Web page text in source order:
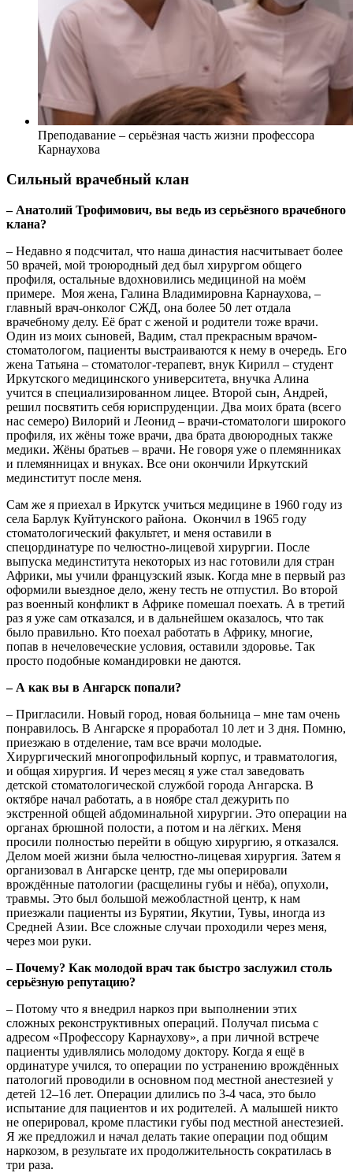
Преподавание – серьёзная часть жизни профессора
Карнаухова
Сильный врачебный клан
– Анатолий Трофимович, вы ведь из серьёзного врачебного
клана?
– Недавно я подсчитал, что наша династия насчитывает более
50 врачей, мой троюродный дед был хирургом общего
профиля, остальные вдохновились медициной на моём
примере. Моя жена, Галина Владимировна Карнаухова, –
главный врач-онколог СЖД, она более 50 лет отдала
врачебному делу. Её брат с женой и родители тоже врачи.
Один из моих сыновей, Вадим, стал прекрасным врачом-
стоматологом, пациенты выстраиваются к нему в очередь. Его
жена Татьяна – стоматолог-терапевт, внук Кирилл – студент
Иркутского медицинского университета, внучка Алина
учится в специализированном лицее. Второй сын, Андрей,
решил посвятить себя юриспруденции. Два моих брата (всего
нас семеро) Вилорий и Леонид – врачи-стоматологи широкого
профиля, их жёны тоже врачи, два брата двоюродных также
медики. Жёны братьев – врачи. Не говоря уже о племянниках
и племянницах и внуках. Все они окончили Иркутский
мединститут после меня.
Сам же я приехал в Иркутск учиться медицине в 1960 году из
села Барлук Куйтунского района. Окончил в 1965 году
стоматологический факультет, и меня оставили в
спецординатуре по челюстно-лицевой хирургии. После
выпуска мед­института некоторых из нас готовили для стран
Африки, мы учили французский язык. Когда мне в первый раз
оформили выездное дело, жену тесть не отпустил. Во второй
раз военный конфликт в Африке помешал поехать. А в третий
раз я уже сам отказался, и в дальнейшем оказалось, что так
было правильно. Кто поехал работать в Африку, многие,
попав в нечеловеческие условия, оставили здоровье. Так
просто подобные командировки не даются.
– А как вы в Ангарск попали?
– Пригласили. Новый город, новая больница – мне там очень
по­нравилось. В Ангарске я проработал 10 лет и 3 дня. Помню,
приезжаю в отделение, там все врачи молодые.
Хирургический многопрофильный корпус, и травматология,
и общая хирургия. И через месяц я уже стал заведовать
детской стоматологической службой города Ангарска. В
октябре начал работать, а в ноябре стал дежурить по
экстренной общей абдоминальной хирургии. Это операции на
органах брюшной полости, а потом и на лёгких. Меня
просили полностью перейти в общую хирургию, я отказался.
Делом моей жизни была челюстно-лицевая хирургия. Затем я
организовал в Ангарске центр, где мы оперировали
врождённые патологии (расщелины губы и нёба), опухоли,
травмы. Это был большой межобластной центр, к нам
приезжали пациенты из Бурятии, Якутии, Тувы, иногда из
Средней Азии. Все сложные случаи проходили через меня,
через мои руки.
– Почему? Как молодой врач так быстро заслужил столь
серьёзную репутацию?
– Потому что я внедрил наркоз при выполнении этих
сложных реконструктивных операций. Получал письма с
адресом «Профессору Карнаухову», а при личной встрече
пациенты удивлялись молодому доктору. Когда я ещё в
ординатуре учился, то операции по устранению врождённых
патологий проводили в основном под местной анестезией у
детей 12–16 лет. Операции длились по 3-4 часа, это было
испытание для пациентов и их родителей. А малышей никто
не оперировал, кроме пластики губы под местной анестезией.
Я же предложил и начал делать такие операции под общим
наркозом, в результате их продолжительность сократилась в
три раза.